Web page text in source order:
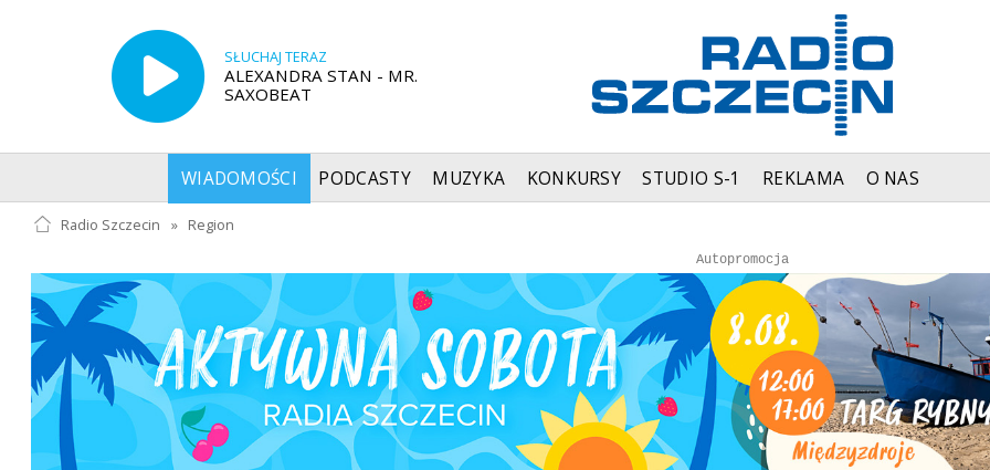
SŁUCHAJ TERAZ
ALEXANDRA STAN - MR.
SAXOBEAT
WIADOMOŚCI PODCASTY MUZYKA KONKURSY STUDIO S-1 REKLAMA O NAS
Radio Szczecin » Region
Autopromocja
Autopromocja
Reklama